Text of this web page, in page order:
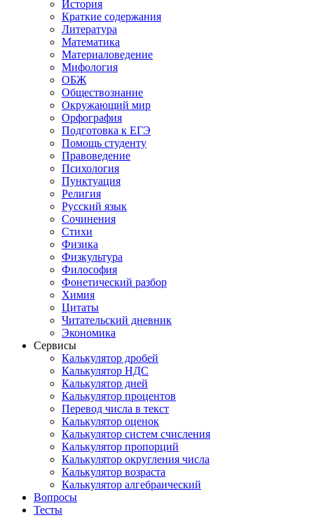
История
Краткие содержания
Литература
Математика
Материаловедение
Мифология
ОБЖ
Обществознание
Окружающий мир
Орфография
Подготовка к ЕГЭ
Помощь студенту
Правоведение
Психология
Пунктуация
Религия
Русский язык
Сочинения
Стихи
Физика
Физкультура
Философия
Фонетический разбор
Химия
Цитаты
Читательский дневник
Экономика
Сервисы
Калькулятор дробей
Калькулятор НДС
Калькулятор дней
Калькулятор процентов
Перевод числа в текст
Калькулятор оценок
Калькулятор систем счисления
Калькулятор пропорций
Калькулятор округления числа
Калькулятор возраста
Калькулятор алгебраический
Вопросы
Тесты